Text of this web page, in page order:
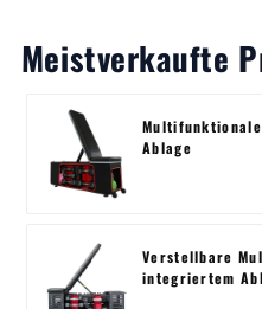
Meistverkaufte
Ablage
Verstellbare
integriertem